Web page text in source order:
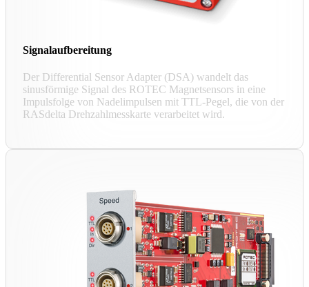
Signalaufbereitung
Der Differential Sensor Adapter (DSA) wandelt das
sinusförmige Signal des ROTEC Magnetsensors in eine
Impulsfolge von Nadelimpulsen mit TTL-Pegel, die von der
RASdelta Drehzahlmesskarte verarbeitet wird.